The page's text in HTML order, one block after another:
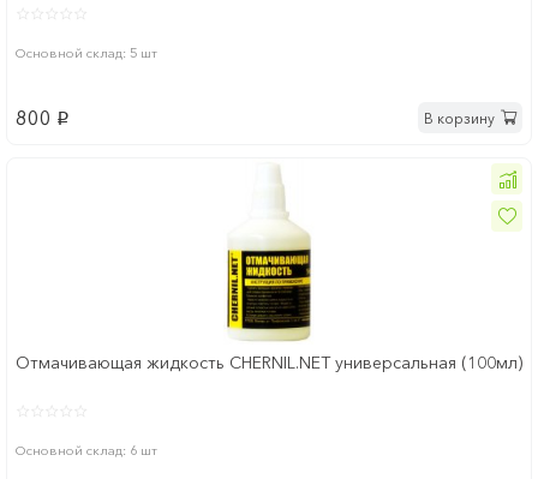
Основной склад: 5 шт
800 p В корзину
Отмачивающая жидкость CHERNIL.NET универсальная (100мл)
Основной склад: 6 шт